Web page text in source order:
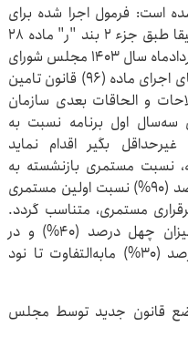
است: فرمول اجرا شده برای
مرحله سوم و نهایی متناسب‌سازی، دقیقا طبق جزء ۲ بند "ر" ماده ۲۸
قانون برنامه هفتم پیشرفت مصوب خردادماه سال ۱۴۰۳ مجلس شورای
اسلامی است که مقرر می‌دارد: «در راستای اجرای ماده (۹۶) قانون تامین
۱۳۵۴/۰۴/۳۰ با اصلاحات و الحاقات بعدی سازمان
اول برنامه نسبت به
بگیر اقدام نماید
نسبت مستمری بازنشسته به
حداقل دستمزد همان سال، با نود درصد (۹۰%) نسبت اولین مستمری
مستمری، متناسب گردد.
این متناسب‌سازی در سال اول به میزان چهل درصد (۴۰%) و در
سال‌های دوم و سوم هرکدام سی درصد (۳۰%) مابه‌التفاوت تا نود
وضع قانون جدید توسط مجلس